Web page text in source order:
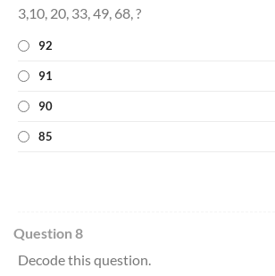
3,10, 20, 33, 49, 68, ?
92
91
90
85
Question 8
Decode this question.